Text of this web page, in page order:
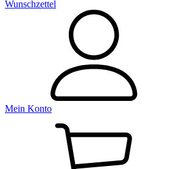
Wunschzettel
Mein Konto